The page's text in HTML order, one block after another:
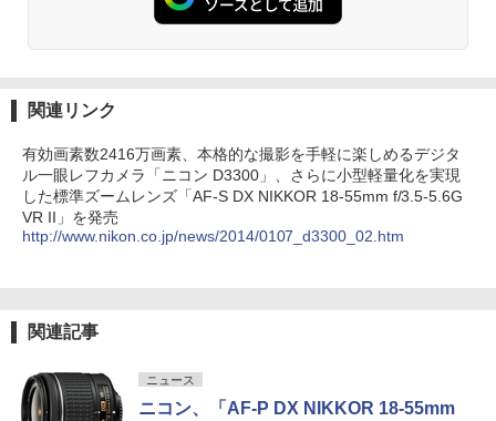
関連リンク
有効画素数2416万画素、本格的な撮影を手軽に楽しめるデジタ
ル一眼レフカメラ「ニコン D3300」、さらに小型軽量化を実現
した標準ズームレンズ「AF-S DX NIKKOR 18-55mm f/3.5-5.6G
VR II」を発売
http://www.nikon.co.jp/news/2014/0107_d3300_02.htm
関連記事
ニュース
ニコン、「AF-P DX NIKKOR 18-55mm